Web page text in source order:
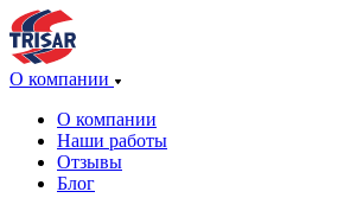
О компании
О компании
Наши работы
Отзывы
Блог